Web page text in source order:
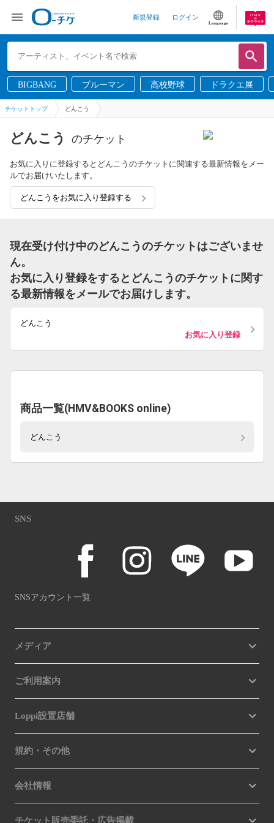
新規登録 ログイン
Language
BIGBANG ブルーマン 高校野球 ドラクエ展
チケットトップ どんこう
どんこう のチケット
お気に入りに登録するとどんこうのチケットに関連する最新情報をメー
ルでお届けいたします。
どんこうをお気に入り登録する
現在受け付け中のどんこうのチケットはございませ
ん。
お気に入り登録をするとどんこうのチケットに関す
る最新情報をメールでお届けします。
どんこう
お気に入り登録
商品一覧(HMV&BOOKS online)
どんこう
SNS
SNSアカウント一覧
メディア
ご利用案内
Loppi設置店舗
規約・その他
会社情報
チケット販売委託・広告掲載